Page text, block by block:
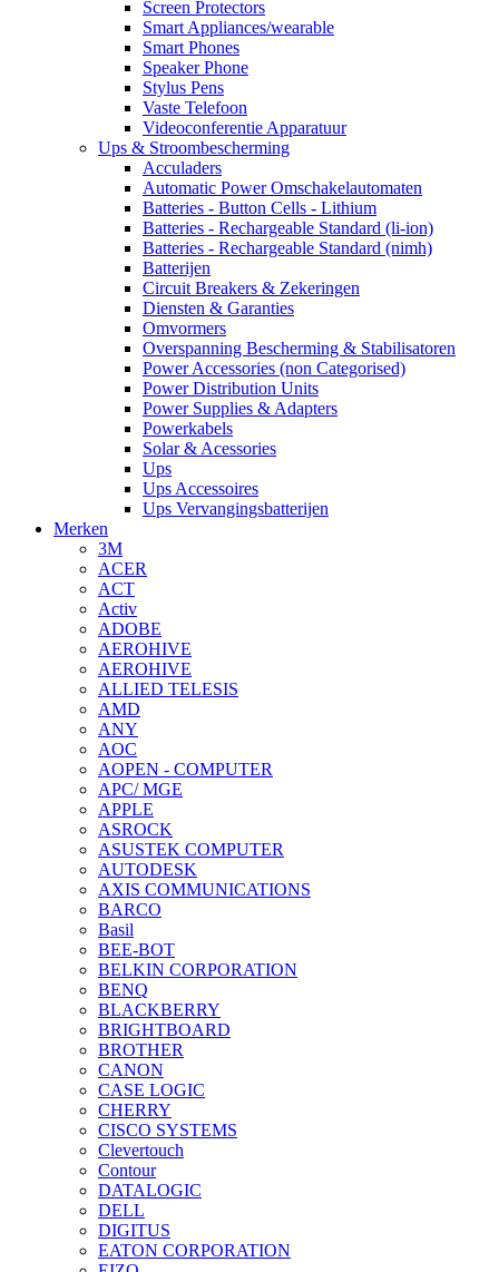
Screen Protectors
Smart Appliances/wearable
Smart Phones
Speaker Phone
Stylus Pens
Vaste Telefoon
Videoconferentie Apparatuur
Ups & Stroombescherming
Acculaders
Automatic Power Omschakelautomaten
Batteries - Button Cells - Lithium
Batteries - Rechargeable Standard (li-ion)
Batteries - Rechargeable Standard (nimh)
Batterijen
Circuit Breakers & Zekeringen
Diensten & Garanties
Omvormers
Overspanning Bescherming & Stabilisatoren
Power Accessories (non Categorised)
Power Distribution Units
Power Supplies & Adapters
Powerkabels
Solar & Acessories
Ups
Ups Accessoires
Ups Vervangingsbatterijen
Merken
3M
ACER
ACT
Activ
ADOBE
AEROHIVE
AEROHIVE
ALLIED TELESIS
AMD
ANY
AOC
AOPEN - COMPUTER
APC/ MGE
APPLE
ASROCK
ASUSTEK COMPUTER
AUTODESK
AXIS COMMUNICATIONS
BARCO
Basil
BEE-BOT
BELKIN CORPORATION
BENQ
BLACKBERRY
BRIGHTBOARD
BROTHER
CANON
CASE LOGIC
CHERRY
CISCO SYSTEMS
Clevertouch
Contour
DATALOGIC
DELL
DIGITUS
EATON CORPORATION